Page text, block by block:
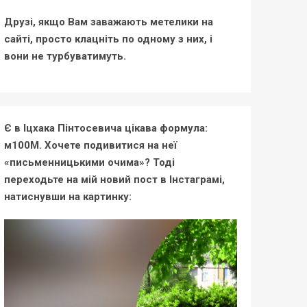
Друзі, якщо Вам заважають метелики на
сайті, просто клацніть по одному з них, і
вони не турбуватимуть.
Є в Іцхака Пінтосевича цікава формула:
м100М. Хочете подивитися на неї
«письменницькими очима»? Тоді
переходьте на мій новий пост в Інстаграмі,
натиснувши на картинку: